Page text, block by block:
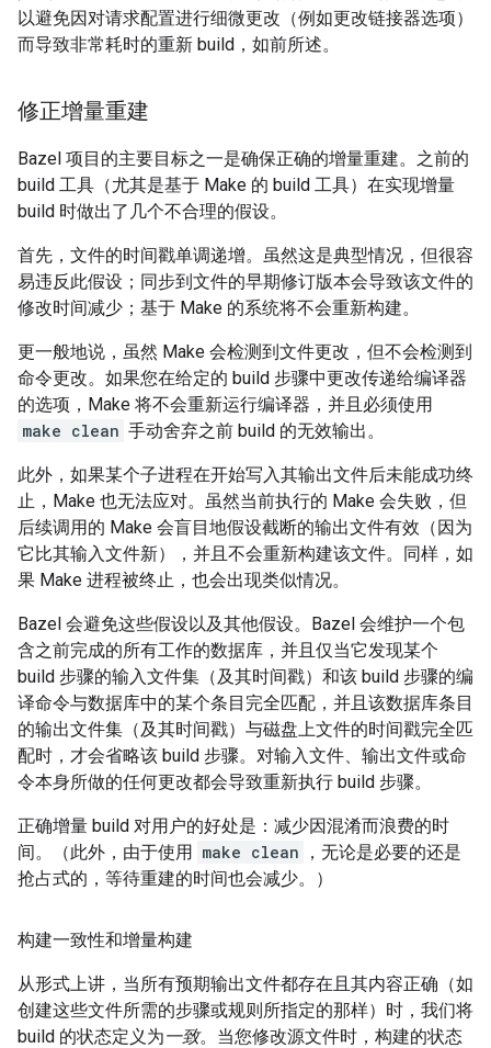
以避免因对请求配置进行细微更改（例如更改链接器选项）
而导致非常耗时的重新 build，如前所述。
修正增量重建
Bazel 项目的主要目标之一是确保正确的增量重建。之前的
build 工具（尤其是基于 Make 的 build 工具）在实现增量
build 时做出了几个不合理的假设。
首先，文件的时间戳单调递增。虽然这是典型情况，但很容
易违反此假设；同步到文件的早期修订版本会导致该文件的
修改时间减少；基于 Make 的系统将不会重新构建。
更一般地说，虽然 Make 会检测到文件更改，但不会检测到
命令更改。如果您在给定的 build 步骤中更改传递给编译器
的选项，Make 将不会重新运行编译器，并且必须使用
make clean 手动舍弃之前 build 的无效输出。
此外，如果某个子进程在开始写入其输出文件后未能成功终
止，Make 也无法应对。虽然当前执行的 Make 会失败，但
后续调用的 Make 会盲目地假设截断的输出文件有效（因为
它比其输入文件新），并且不会重新构建该文件。同样，如
果 Make 进程被终止，也会出现类似情况。
Bazel 会避免这些假设以及其他假设。Bazel 会维护一个包
含之前完成的所有工作的数据库，并且仅当它发现某个
build 步骤的输入文件集（及其时间戳）和该 build 步骤的编
译命令与数据库中的某个条目完全匹配，并且该数据库条目
的输出文件集（及其时间戳）与磁盘上文件的时间戳完全匹
配时，才会省略该 build 步骤。对输入文件、输出文件或命
令本身所做的任何更改都会导致重新执行 build 步骤。
正确增量 build 对用户的好处是：减少因混淆而浪费的时
间。（此外，由于使用 make clean
，无论是必要的还是
抢占式的，等待重建的时间也会减少。）
构建一致性和增量构建
从形式上讲，当所有预期输出文件都存在且其内容正确（如
创建这些文件所需的步骤或规则所指定的那样）时，我们将
build 的状态定义为一致。当您修改源文件时，构建的状态